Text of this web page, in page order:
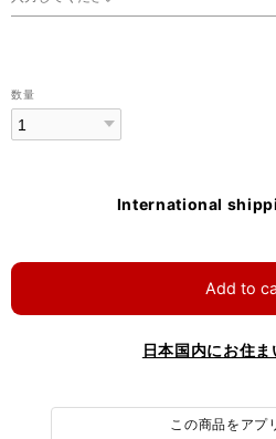
数量
International
Add to
日本国内にお住
この商品をアプ